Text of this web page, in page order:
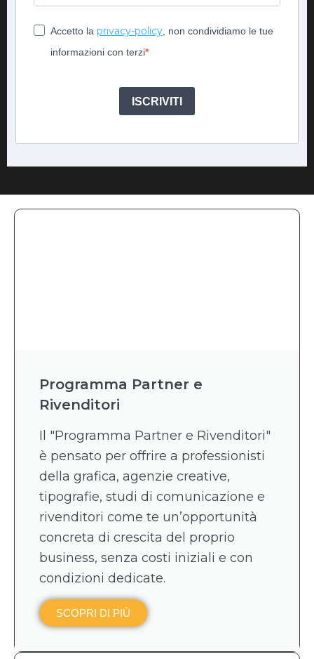
Accetto la privacy-policy , non condividiamo le tue
informazioni con terzi
ISCRIVITI
Programma Partner e
Rivenditori
Il "Programma Partner e Rivenditori"
è pensato per offrire a professionisti
della grafica, agenzie creative,
tipografie, studi di comunicazione e
rivenditori come te un’opportunità
concreta di crescita del proprio
business, senza costi iniziali e con
condizioni dedicate.
SCOPRI DI PIÙ